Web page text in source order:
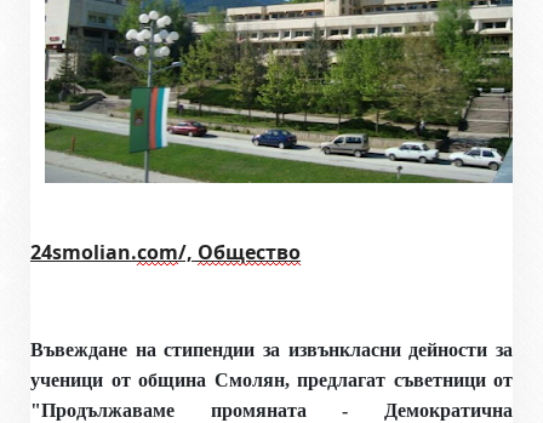
24smolian.com/, Общество
Въвеждане на стипендии за извънкласни дейности за
ученици от община Смолян, предлагат съветници от
"Продължаваме промяната - Демократична